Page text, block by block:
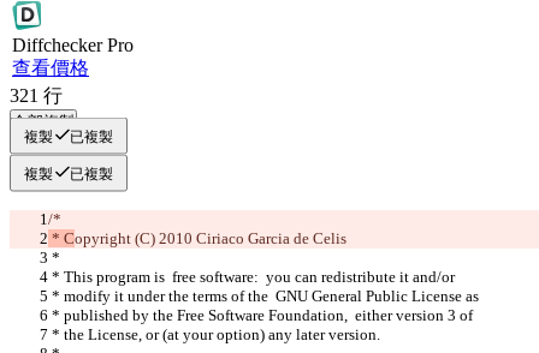
DiffcheckerPro
查看價格
321 行
全部複製
複製 已複製
複製 已複製
/*
* C